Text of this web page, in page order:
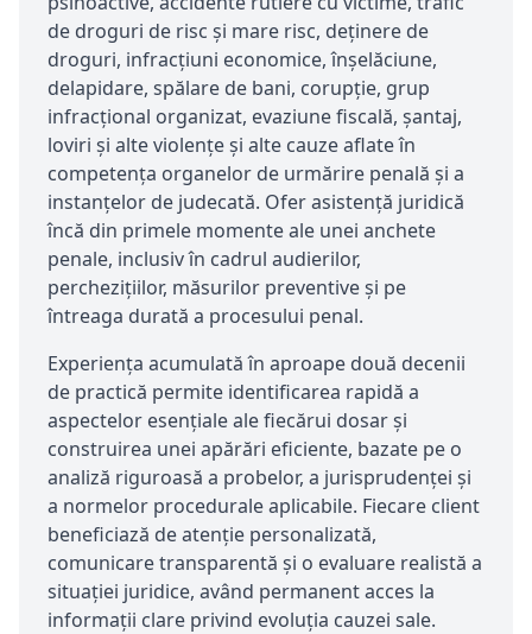
de droguri de risc și mare risc, deținere de
droguri, infracțiuni economice, înșelăciune,
delapidare, spălare de bani, corupție, grup
infracțional organizat, evaziune fiscală, șantaj,
loviri și alte violențe și alte cauze aflate în
competența organelor de urmărire penală și a
instanțelor de judecată. Ofer asistență juridică
încă din primele momente ale unei anchete
penale, inclusiv în cadrul audierilor,
perchezițiilor, măsurilor preventive și pe
întreaga durată a procesului penal.
Experiența acumulată în aproape două decenii
de practică permite identificarea rapidă a
aspectelor esențiale ale fiecărui dosar și
construirea unei apărări eficiente, bazate pe o
analiză riguroasă a probelor, a jurisprudenței și
a normelor procedurale aplicabile. Fiecare client
beneficiază de atenție personalizată,
comunicare transparentă și o evaluare realistă a
situației juridice, având permanent acces la
informații clare privind evoluția cauzei sale.